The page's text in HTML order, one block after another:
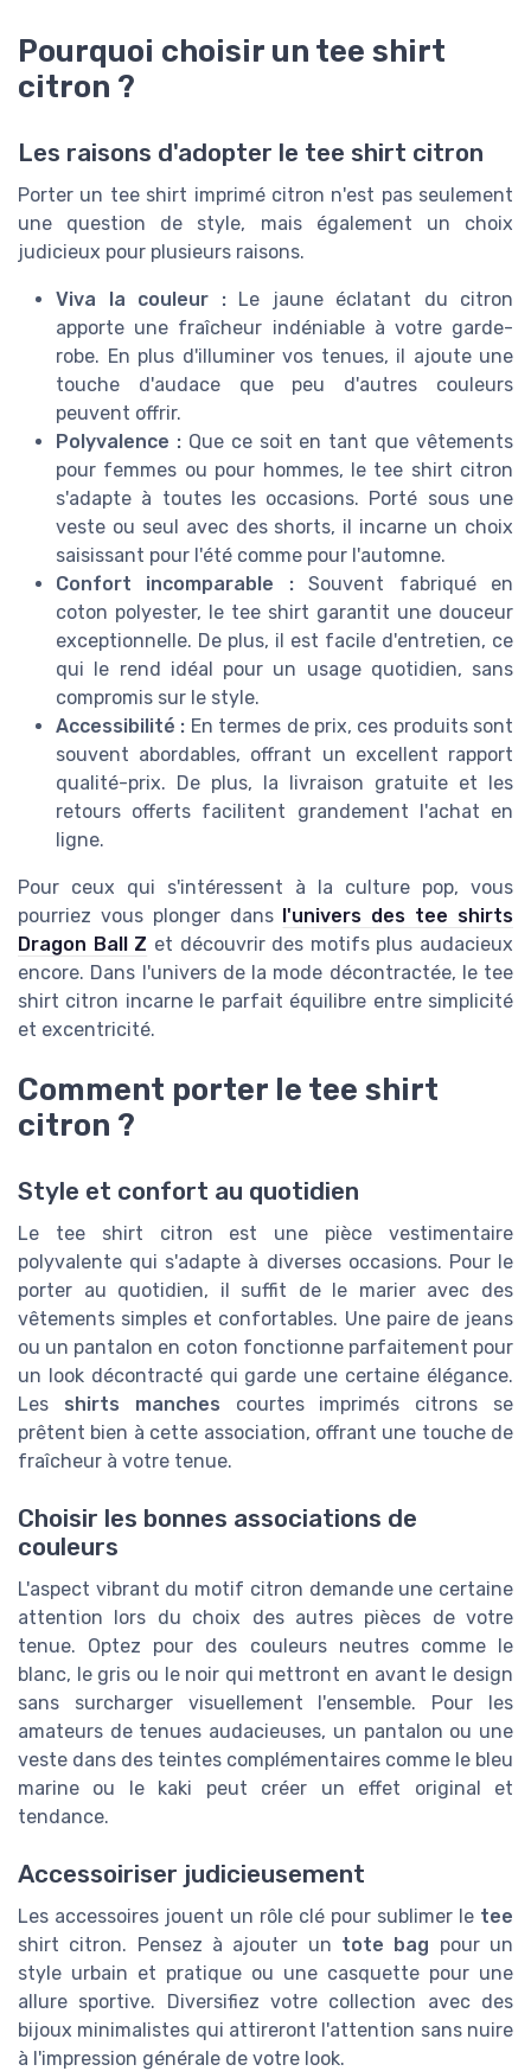
Pourquoi choisir un tee shirt
citron ?
Les raisons d'adopter le tee shirt citron
Porter un tee shirt imprimé citron n'est pas seulement
une question de style, mais également un choix
judicieux pour plusieurs raisons.
Viva la couleur :Le jaune éclatant du citron
apporte une fraîcheur indéniable à votre garde-
robe. En plus d'illuminer vos tenues, il ajoute une
touche d'audace que peu d'autres couleurs
peuvent offrir.
Polyvalence :Que ce soit en tant que vêtements
pour femmes ou pour hommes, le tee shirt citron
s'adapte à toutes les occasions. Porté sous une
veste ou seul avec des shorts, il incarne un choix
saisissant pour l'été comme pour l'automne.
Confort incomparable :Souvent fabriqué en
coton polyester, le tee shirt garantit une douceur
exceptionnelle. De plus, il est facile d'entretien, ce
qui le rend idéal pour un usage quotidien, sans
compromis sur le style.
Accessibilité : En termes de prix, ces produits sont
souvent abordables, offrant un excellent rapport
qualité-prix. De plus, la livraison gratuite et les
retours offerts facilitent grandement l'achat en
ligne.
Pour ceux qui s'intéressent à la culture pop, vous
pourriez vous plonger dans l'univers des tee shirts
Dragon Ball Z et découvrir des motifs plus audacieux
encore. Dans l'univers de la mode décontractée, le tee
shirt citron incarne le parfait équilibre entre simplicité
et excentricité.
Comment porter le tee shirt
citron ?
Style et confort au quotidien
Le tee shirt citron est une pièce vestimentaire
polyvalente qui s'adapte à diverses occasions. Pour le
porter au quotidien, il suffit de le marier avec des
vêtements simples et confortables. Une paire de jeans
ou un pantalon en coton fonctionne parfaitement pour
un look décontracté qui garde une certaine élégance.
Les shirts manches courtes imprimés citrons se
prêtent bien à cette association, offrant une touche de
fraîcheur à votre tenue.
Choisir les bonnes associations de
couleurs
L'aspect vibrant du motif citron demande une certaine
attention lors du choix des autres pièces de votre
tenue. Optez pour des couleurs neutres comme le
blanc, le gris ou le noir qui mettront en avant le design
sans surcharger visuellement l'ensemble. Pour les
amateurs de tenues audacieuses, un pantalon ou une
veste dans des teintes complémentaires comme le bleu
marine ou le kaki peut créer un effet original et
tendance.
Accessoiriser judicieusement
Les accessoires jouent un rôle clé pour sublimer le tee
shirt citron. Pensez à ajouter un tote bag pour un
style urbain et pratique ou une casquette pour une
allure sportive. Diversifiez votre collection avec des
bijoux minimalistes qui attireront l'attention sans nuire
à l'impression générale de votre look.